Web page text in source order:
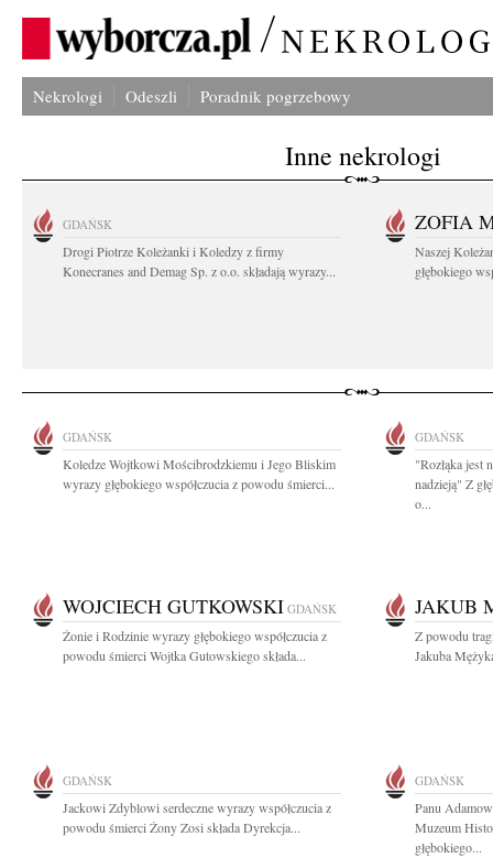
Nekrologi Odeszli Poradnik pogrzebowy
Inne nekrologi
GDAŃSK
Drogi Piotrze Koleżanki i Koledzy z firmy
Konecranes and Demag Sp. z o.o. składają wyrazy...
ZOFIA
Naszej
głębokiego
GDAŃSK
Koledze Wojtkowi Mościbrodzkiemu i Jego Bliskim
wyrazy głębokiego współczucia z powodu śmierci...
GDAŃSK
"Rozłąka jest
nadzieją" Z
o...
WOJCIECH GUTKOWSKI GDAŃSK
Żonie i Rodzinie wyrazy głębokiego współczucia z
powodu śmierci Wojtka Gutowskiego składa...
JAKUB
Z powodu
Jakuba
GDAŃSK
Jackowi Zdyblowi serdeczne wyrazy współczucia z
powodu śmierci Żony Zosi składa Dyrekcja...
GDAŃSK
Panu
Muzeum
głębokiego...